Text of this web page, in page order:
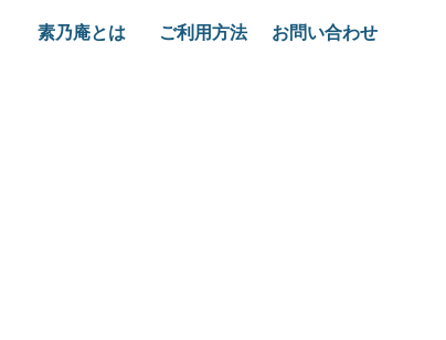
素乃庵とは ご利用方法 お問い合わせ